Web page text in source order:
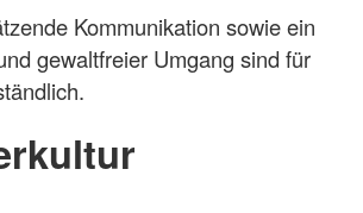
Kommunikation sowie ein
gewaltfreier Umgang sind für